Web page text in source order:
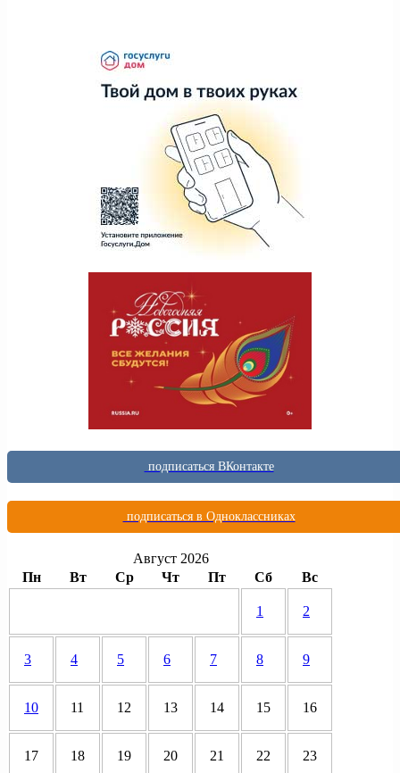
подписаться ВКонтакте
подписаться в Одноклассниках
Август 2026
Пн
Вт Ср Чт Пт Сб Вс
1 2
3 4 5 6 7 8 9
10 11 12 13 14 15 16
17 18 19 20 21 22 23